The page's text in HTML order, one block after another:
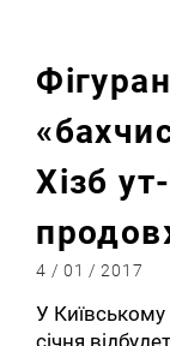
Хізб
4 / 01 / 2017
У